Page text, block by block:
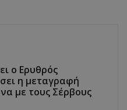
ο Ερυθρός
η μεταγραφή
με τους Σέρβους